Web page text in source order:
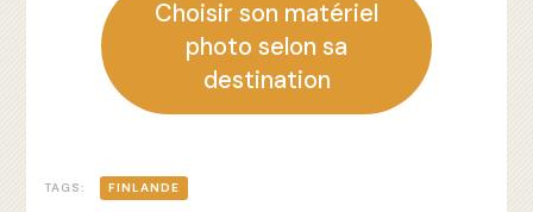
Choisir son matériel
photo selon sa
destination
TAGS: FINLANDE